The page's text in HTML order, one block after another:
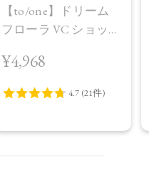
【to/one】ドリーム
フローラ VC ショット
プラス＜限定品＞
¥4,968